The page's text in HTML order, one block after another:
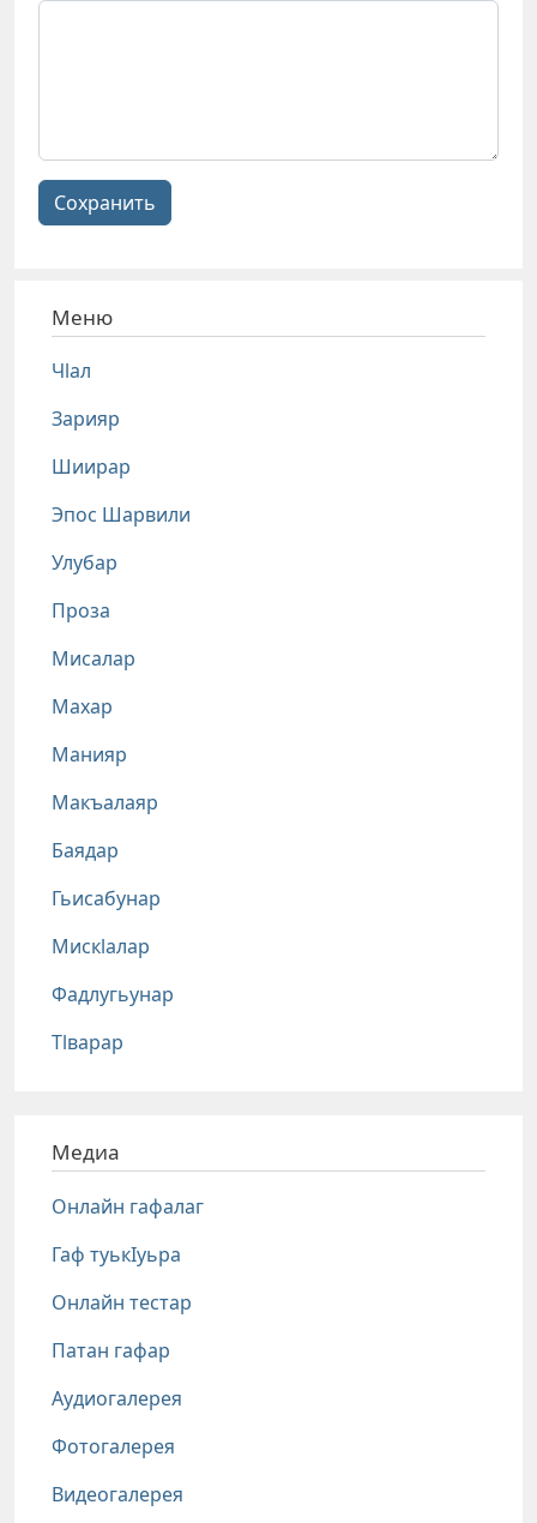
Сохранить
Меню
Чlал
Зарияр
Шиирар
Эпос Шарвили
Улубар
Проза
Мисалар
Махар
Манияр
Макъалаяр
Баядар
Гьисабунар
Мискlалар
Фадлугьунар
Тlварар
Медиа
Онлайн гафалаг
Гаф туькIуьра
Онлайн тестар
Патан гафар
Аудиогалерея
Фотогалерея
Видеогалерея